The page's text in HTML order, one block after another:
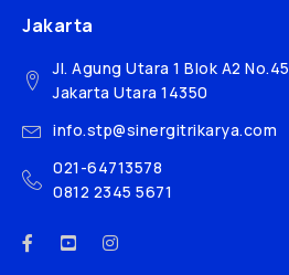
Jakarta
Jl. Agung Utara 1 Blok A2 No.45
Jakarta Utara 14350
info.stp@sinergitrikarya.com
021-64713578
0812 2345 5671